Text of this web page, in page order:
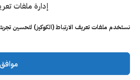
إدارة ملفات تعريف الارتباط
تعريف الارتباط (الكوكيز) لتحسين تجربتك على موقعنا